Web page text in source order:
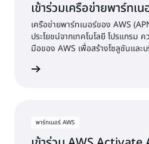
เข้าร่วมเครือข่ายพาร์ทเ
เครือข่ายพาร์ทเนอร์ของ AWS
ประโยชน์จากเทคโนโลยี โปรแกรม
มือของ AWS เพื่อสร้างโซลูชันและ
พาร์ทเนอร์ AWS